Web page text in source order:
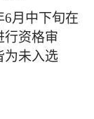
月中下旬在
行资格审
为未入选